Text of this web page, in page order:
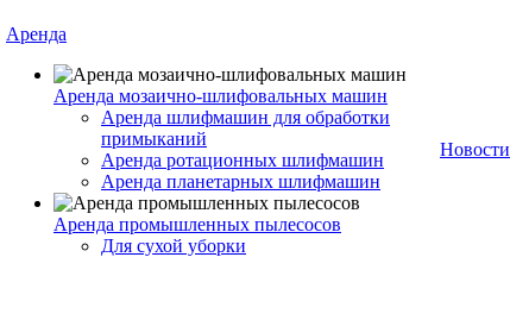
Аренда
Аренда мозаично-шлифовальных машин
Аренда шлифмашин для обработки
примыканий
Аренда ротационных шлифмашин
Аренда планетарных шлифмашин
Аренда промышленных пылесосов
Для сухой уборки
Новости